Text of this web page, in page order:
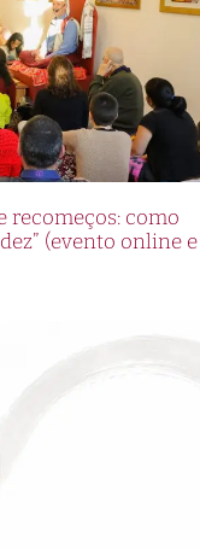
recomeços: como
(evento online e